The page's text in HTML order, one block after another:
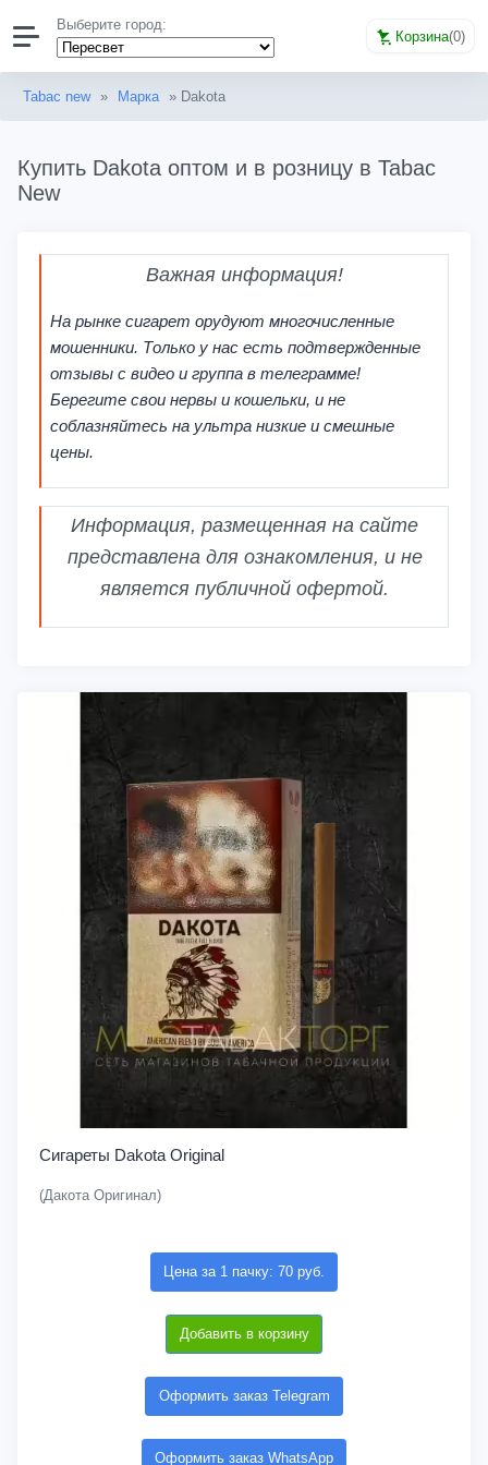
Выберите город:
Корзина(0)
Tabac new » Марка » Dakota
Купить Dakota оптом и в розницу в Tabac
New
Важная информация!
На рынке сигарет орудуют многочисленные
мошенники. Только у нас есть подтвержденные
отзывы с видео и группа в телеграмме!
Берегите свои нервы и кошельки, и не
соблазняйтесь на ультра низкие и смешные
цены.
Информация, размещенная на сайте
представлена для ознакомления, и не
является публичной офертой.
Сигареты Dakota Original
(Дакота Оригинал)
Цена за 1 пачку: 70 руб.
Добавить в корзину
Оформить заказ Telegram
Оформить заказ WhatsApp